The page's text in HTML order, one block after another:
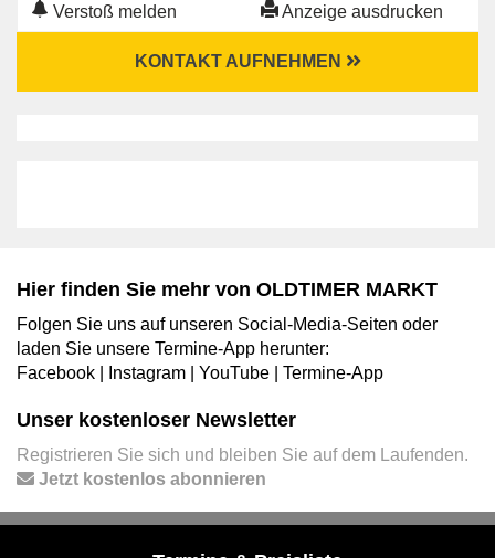
Verstoß melden Anzeige ausdrucken
KONTAKT AUFNEHMEN
Hier finden Sie mehr von OLDTIMER MARKT
Folgen Sie uns auf unseren Social-Media-Seiten oder
laden Sie unsere Termine-App herunter:
Facebook
Instagram YouTube Termine-App
Unser kostenloser Newsletter
Registrieren Sie sich und bleiben Sie auf dem Laufenden.
Jetzt kostenlos abonnieren